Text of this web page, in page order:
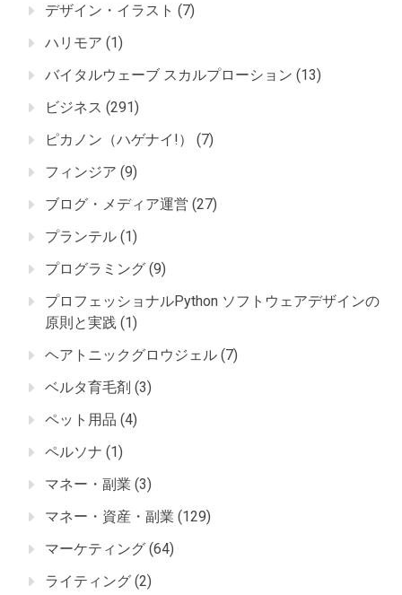
デザイン・イラスト (7)
ハリモア (1)
バイタルウェーブ スカルプローション (13)
ビジネス (291)
ピカノン（ハゲナイ!）
(7)
フィンジア (9)
ブログ・メディア運営 (27)
プランテル (1)
プログラミング (9)
プロフェッショナルPython ソフトウェアデザインの
原則と実践 (1)
ヘアトニックグロウジェル (7)
ベルタ育毛剤 (3)
ペット用品 (4)
ペルソナ (1)
マネー・副業 (3)
マネー・資産・副業 (129)
マーケティング (64)
ライティング (2)